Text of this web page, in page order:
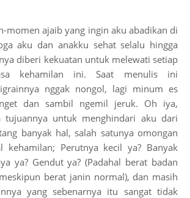
momen ajaib yang ingin aku abadikan di
aku dan anakku sehat selalu hingga
diberi kekuatan untuk melewati setiap
kehamilan ini. Saat menulis ini
nggak nongol, lagi minum es
dan sambil ngemil jeruk. Oh iya,
tujuannya untuk menghindari aku dari
banyak hal, salah satunya omongan
kehamilan; Perutnya kecil ya? Banyak
ya? Gendut ya? (Padahal berat badan
berat janin normal), dan masih
yang sebenarnya itu sangat tidak